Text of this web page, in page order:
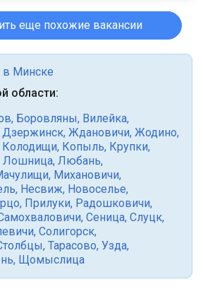
еще похожие вакансии
в Минске
области:
, Боровляны, Вилейка,
Дзержинск, Ждановичи, Жодино,
Колодищи, Копыль, Крупки,
Лошница, Любань,
, Михановичи,
, Несвиж, Новоселье,
, Прилуки, Радошковичи,
, Сеница, Слуцк,
, Солигорск,
, Тарасово, Узда,
, Щомыслица